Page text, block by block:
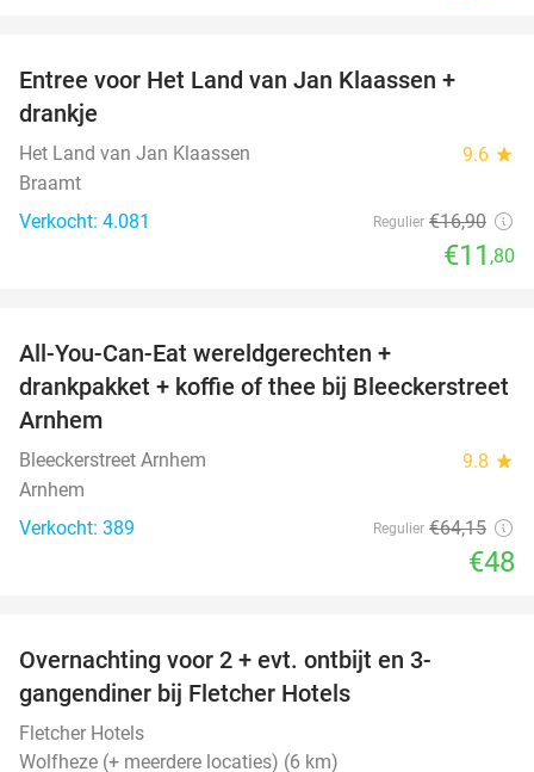
Entree voor Het Land van Jan Klaassen +
drankje
Het Land van Jan Klaassen 9.6 star
Braamt
Verkocht: 4.081
Regulier €16,90
€11 ,80
All-You-Can-Eat wereldgerechten +
drankpakket + koffie of thee bij Bleeckerstreet
Arnhem
Bleeckerstreet Arnhem 9.8 star
Arnhem
Verkocht: 389
Regulier €64,15
€48
Overnachting voor 2 + evt. ontbijt en 3-
gangendiner bij Fletcher Hotels
Fletcher Hotels
Wolfheze (+ meerdere locaties) (6 km)